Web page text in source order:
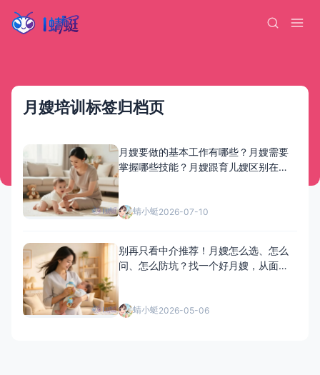
月嫂培训标签归档页
月嫂要做的基本工作有哪些？月嫂需要
掌握哪些技能？月嫂跟育儿嫂区别在哪
蜻小蜓2026-07-10
别再只看中介推荐！月嫂怎么选、怎么
问、怎么防坑？找一个好月嫂，从面试
蜻小蜓2026-05-06